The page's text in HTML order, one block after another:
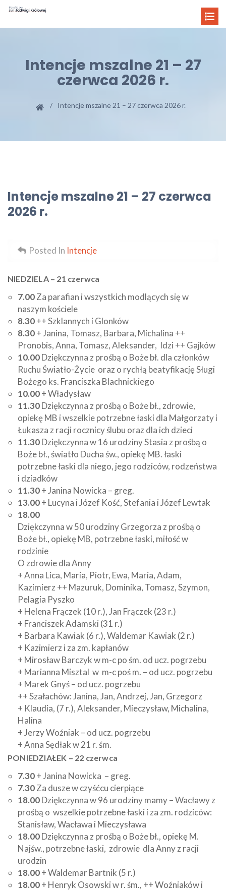
Intencje mszalne 21 – 27
czerwca 2026 r.
Intencje mszalne 21 – 27 czerwca 2026 r.
Intencje mszalne 21 – 27 czerwca
2026 r.
Posted In Intencje
NIEDZIELA – 21 czerwca
7.00Za parafian i wszystkich modlących się w
naszym kościele
8.30++ Szklannych i Glonków
8.30+ Janina, Tomasz, Barbara, Michalina ++
Pronobis, Anna, Tomasz, Aleksander, Idzi ++ Gajków
10.00Dziękczynna z prośbą o Boże bł. dla członków
Ruchu Światło-Życie oraz o rychłą beatyfikację Sługi
Bożego ks. Franciszka Blachnickiego
10.00+ Władysław
11.30Dziękczynna z prośbą o Boże bł., zdrowie,
opiekę MB i wszelkie potrzebne łaski dla Małgorzaty i
Łukasza z racji rocznicy ślubu oraz dla ich dzieci
11.30Dziękczynna w 16 urodziny Stasia z prośbą o
Boże bł., światło Ducha św., opiekę MB. łaski
potrzebne łaski dla niego, jego rodziców, rodzeństwa
i dziadków
11.30+ Janina Nowicka – greg.
13.00+ Lucyna i Józef Kość, Stefania i Józef Lewtak
18.00
Dziękczynna w 50 urodziny Grzegorza z prośbą o
Boże bł., opiekę MB, potrzebne łaski, miłość w
rodzinie
O zdrowie dla Anny
+ Anna Lica, Maria, Piotr, Ewa, Maria, Adam,
Kazimierz ++ Mazuruk, Dominika, Tomasz, Szymon,
Pelagia Pyszko
+ Helena Frączek (10 r.), Jan Frączek (23 r.)
+ Franciszek Adamski (31 r.)
+ Barbara Kawiak (6 r.), Waldemar Kawiak (2 r.)
+ Kazimierz i za zm. kapłanów
+ Mirosław Barczyk w m-c po śm. od ucz. pogrzebu
+ Marianna Misztal w m-c poś m. – od ucz. pogrzebu
+ Marek Gnyś – od ucz. pogrzebu
++ Szałachów: Janina, Jan, Andrzej, Jan, Grzegorz
+ Klaudia, (7 r.), Aleksander, Mieczysław, Michalina,
Halina
+ Jerzy Woźniak – od ucz. pogrzebu
+ Anna Sędłak w 21 r. śm.
PONIEDZIAŁEK – 22 czerwca
7.30+ Janina Nowicka – greg.
7.30Za dusze w czyśćcu cierpiące
18.00Dziękczynna w 96 urodziny mamy – Wacławy z
prośbą o wszelkie potrzebne łaski i za zm. rodziców:
Stanisław, Wacława i Mieczysława
18.00Dziękczynna z prośbą o Boże bł., opiekę M.
Najśw., potrzebne łaski, zdrowie dla Anny z racji
urodzin
18.00+ Waldemar Bartnik (5 r.)
18.00+ Henryk Osowski w r. śm., ++ Woźniaków i